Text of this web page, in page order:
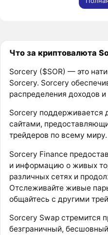
Что за криптовалюта
Sorcery ($SOR) — это
Sorcery. Sorcery
распределения доходов
Sorcery поддерживается
сайтами,
трейдеров по всему миру.
Sorcery Finance
и информацию о живых
различных сетях и
Отслеживайте живые
общайтесь с другими
Sorcery Swap стремится
безграничный,